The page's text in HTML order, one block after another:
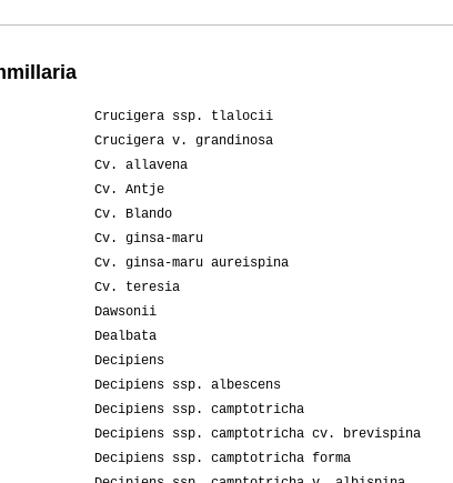
Crucigera ssp. tlalocii
Crucigera v. grandinosa
Cv. allavena
Cv. Antje
Cv. Blando
Cv. ginsa-maru
Cv. ginsa-maru aureispina
Cv. teresia
Dawsonii
Dealbata
Decipiens
Decipiens ssp. albescens
Decipiens ssp. camptotricha
Decipiens ssp. camptotricha cv. brevispina
Decipiens ssp. camptotricha forma